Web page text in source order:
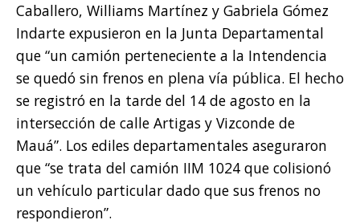
Caballero, Williams Martínez y Gabriela Gómez
Indarte expusieron en la Junta Departamental
que “un camión perteneciente a la Intendencia
se quedó sin frenos en plena vía pública. El hecho
se registró en la tarde del 14 de agosto en la
intersección de calle Artigas y Vizconde de
Mauá”. Los ediles departamentales aseguraron
que “se trata del camión IIM 1024 que colisionó
un vehículo particular dado que sus frenos no
respondieron”.